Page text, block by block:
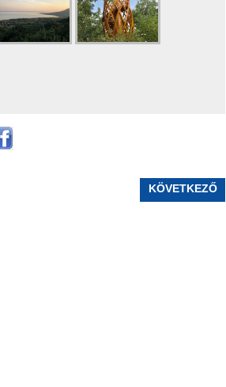
KÖVETKEZŐ